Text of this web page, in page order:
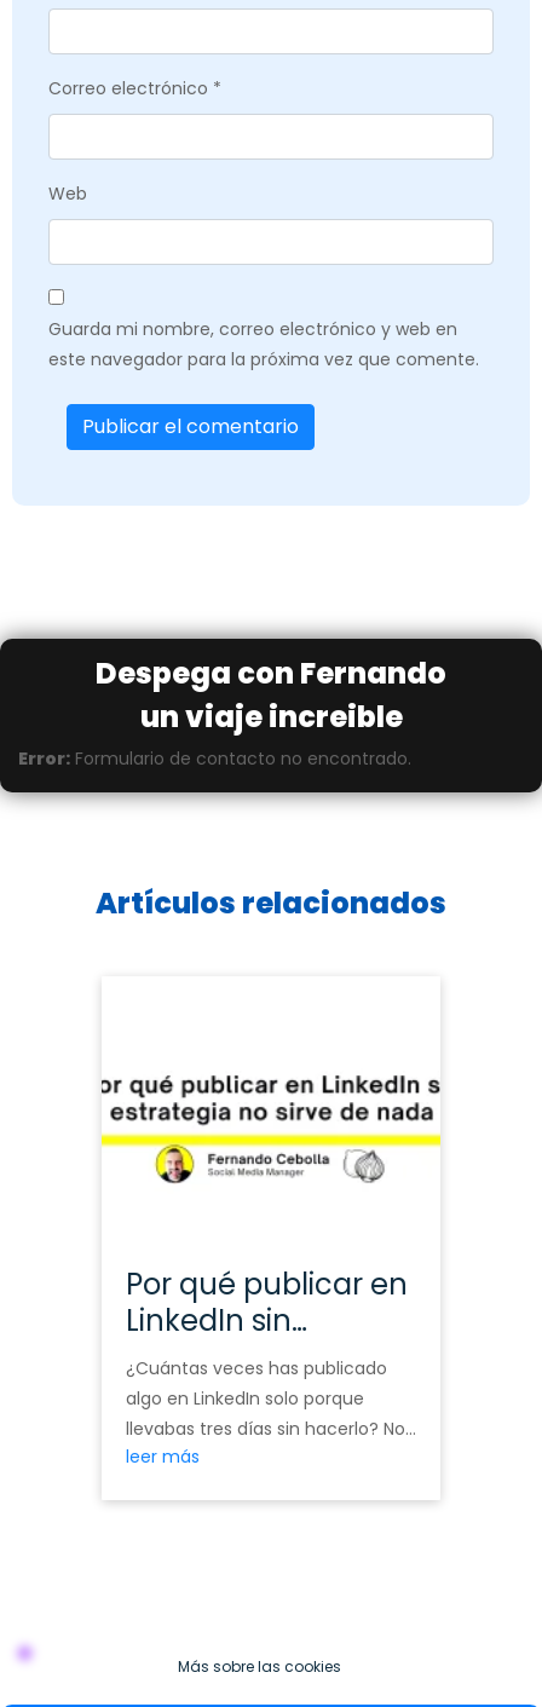
Correo electrónico *
Web
Guarda mi nombre, correo electrónico y web en
este navegador para la próxima vez que comente.
Despega con Fernando
un viaje increible
Error: Formulario de contacto no encontrado.
Artículos relacionados
Por qué publicar en
LinkedIn sin
estrategia no sirve
de nada
¿Cuántas veces has publicado
algo en LinkedIn solo porque
llevabas tres días sin hacerlo? No
porque tuvieras algo que decir. No
consultoras y agencias en
LinkedIn. Y el …Continued
leer más
Más sobre las cookies